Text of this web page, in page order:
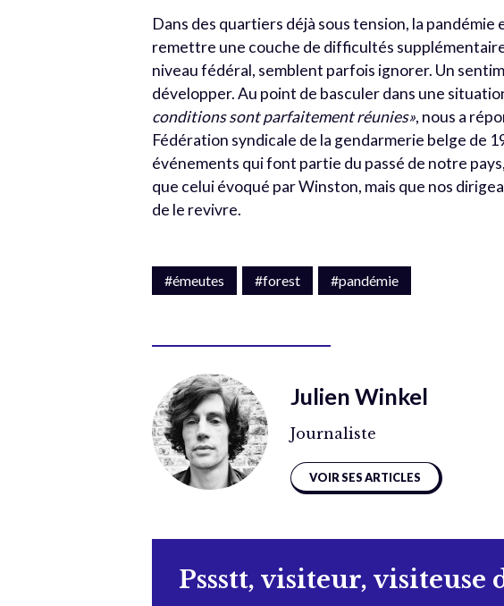
Dans des quartiers déjà sous tension, la
remettre une couche de difficultés
niveau fédéral, semblent parfois ignorer. Un
développer. Au point de basculer dans une
conditions sont parfaitement réunies», nous a
Fédération syndicale de la gendarmerie belge de
événements qui font partie du passé de notre
que celui évoqué par Winston, mais que nos
de le revivre.
#émeutes #forest #pandémie
Julien Winkel
Journaliste
VOIR SES ARTICLES
Pssstt, visiteur, visiteuse